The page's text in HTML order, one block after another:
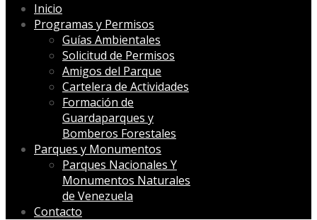
Inicio
Programas y Permisos
Guías Ambientales
Solicitud de Permisos
Amigos del Parque
Cartelera de Actividades
Formación de
Guardaparques y
Bomberos Forestales
Parques y Monumentos
Parques Nacionales Y
Monumentos Naturales
de Venezuela
Contacto